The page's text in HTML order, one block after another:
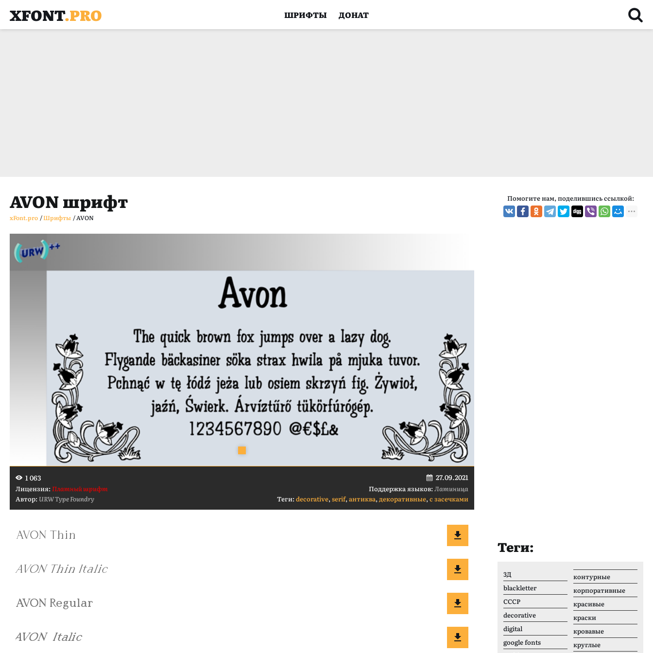
XFONT.PRO ШРИФТЫ ДОНАТ
AVON шрифт
xFont.pro /Шрифты /AVON
Помогите нам, поделившись ссылкой:
1 063 27.09.2021
Лицензия:Платный шрифт Поддержка языков:Латиница
Автор: URW Type Foundry Теги:decorative,serif,антиква,декоративные,с засечками
Теги:
3Д
blackletter
CCCР
decorative
digital
google fonts
контурные
корпоративные
красивые
краски
кровавые
круглые